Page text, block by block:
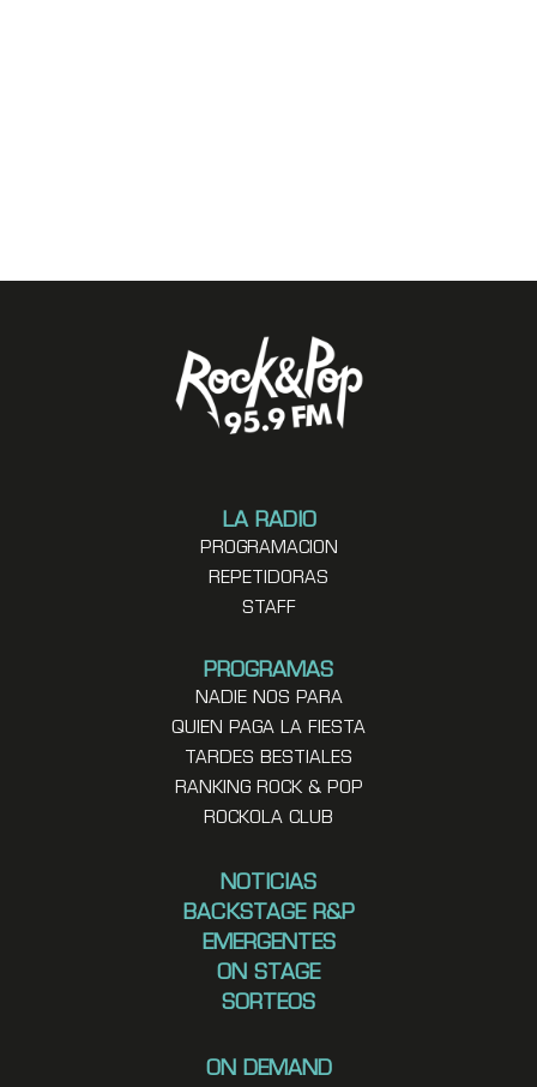
LA RADIO
PROGRAMACION
REPETIDORAS
STAFF
PROGRAMAS
NADIE NOS PARA
QUIEN PAGA LA FIESTA
TARDES BESTIALES
RANKING ROCK & POP
ROCKOLA CLUB
NOTICIAS
BACKSTAGE R&P
EMERGENTES
ON STAGE
SORTEOS
ON DEMAND